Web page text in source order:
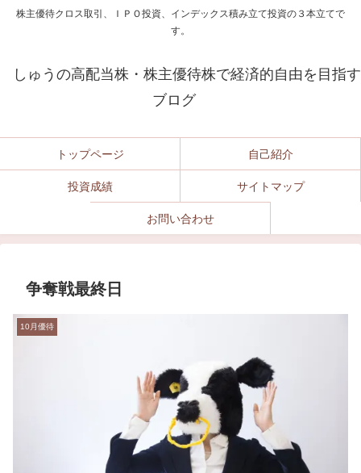
株主優待クロス取引、ＩＰＯ投資、インデックス積み立て投資の３本立てで
す。
しゅうの高配当株・株主優待株で経済的自由を目指す
ブログ
トップページ 自己紹介
投資成績 サイトマップ
お問い合わせ
争奪戦最終日
10月優待